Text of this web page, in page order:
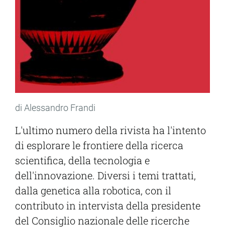
di Alessandro Frandi
L'ultimo numero della rivista ha l'intento
di esplorare le frontiere della ricerca
scientifica, della tecnologia e
dell'innovazione. Diversi i temi trattati,
dalla genetica alla robotica, con il
contributo in intervista della presidente
del Consiglio nazionale delle ricerche